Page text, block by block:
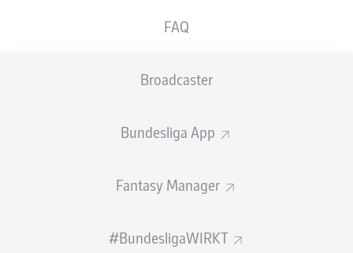
FAQ
Broadcaster
Bundesliga App
Fantasy Manager
#BundesligaWIRKT
mit 2:1 (0:1) bezwungen. Harry Kane (75., 86.)
Achtelfinale, nachdem Brian Cipenga (7.) die
England trat als klarer Favorit gegen die DR Kongo im
Atlanta an. Thomas Tuchel musste dabei auf die
Jarell Quansah Reece James
Aufseiten der Kongolesen war StürmerYoane Wissa